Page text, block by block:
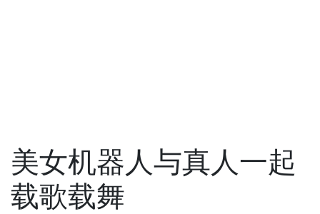
美女机器人与真人一起
载歌载舞